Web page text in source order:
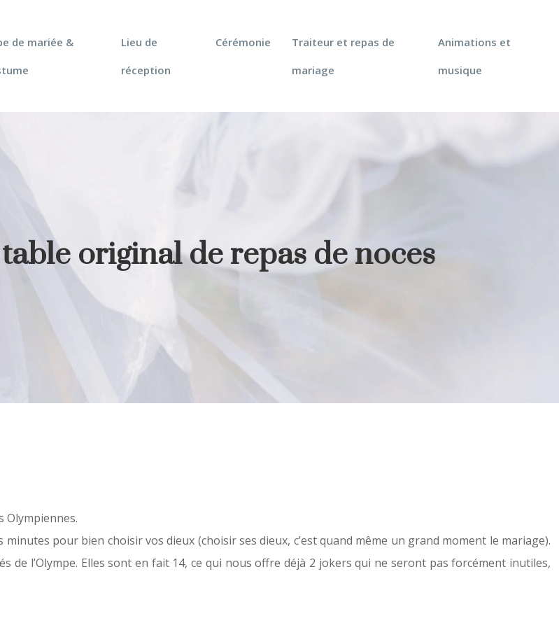
de mariée &
Lieu de
réception
Cérémonie
Traiteur et repas de
mariage
Animations et
musique
original de repas de noces
Olympiennes.
pour bien choisir vos dieux (choisir ses dieux, c’est quand même un grand moment le mariage).
de l’Olympe. Elles sont en fait 14, ce qui nous offre déjà 2 jokers qui ne seront pas forcément inutiles,